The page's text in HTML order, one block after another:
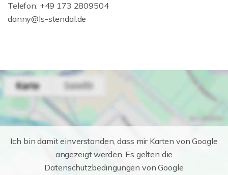
Telefon: +49 173 2809504
danny@ls-stendal.de
Ich bin damit einverstanden, dass mir Karten von Google
angezeigt werden. Es gelten die
Datenschutzbedingungen von Google